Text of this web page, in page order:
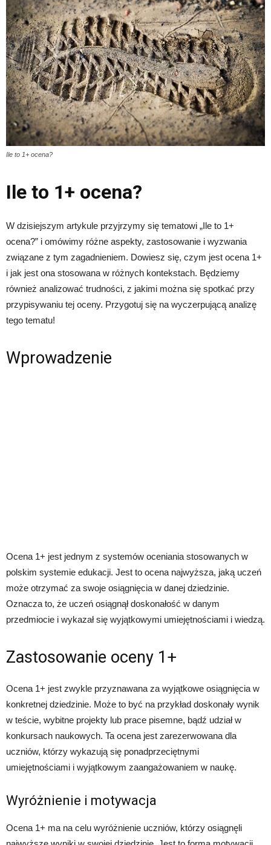
Ile to 1+ ocena?
Ile to 1+ ocena?
W dzisiejszym artykule przyjrzymy się tematowi „Ile to 1+
ocena?” i omówimy różne aspekty, zastosowanie i wyzwania
związane z tym zagadnieniem. Dowiesz się, czym jest ocena 1+
i jak jest ona stosowana w różnych kontekstach. Będziemy
również analizować trudności, z jakimi można się spotkać przy
przypisywaniu tej oceny. Przygotuj się na wyczerpującą analizę
tego tematu!
Wprowadzenie
Ocena 1+ jest jednym z systemów oceniania stosowanych w
polskim systemie edukacji. Jest to ocena najwyższa, jaką uczeń
może otrzymać za swoje osiągnięcia w danej dziedzinie.
Oznacza to, że uczeń osiągnął doskonałość w danym
przedmiocie i wykazał się wyjątkowymi umiejętnościami i wiedzą.
Zastosowanie oceny 1+
Ocena 1+ jest zwykle przyznawana za wyjątkowe osiągnięcia w
konkretnej dziedzinie. Może to być na przykład doskonały wynik
w teście, wybitne projekty lub prace pisemne, bądź udział w
konkursach naukowych. Ta ocena jest zarezerwowana dla
uczniów, którzy wykazują się ponadprzeciętnymi
umiejętnościami i wyjątkowym zaangażowaniem w naukę.
Wyróżnienie i motywacja
Ocena 1+ ma na celu wyróżnienie uczniów, którzy osiągnęli